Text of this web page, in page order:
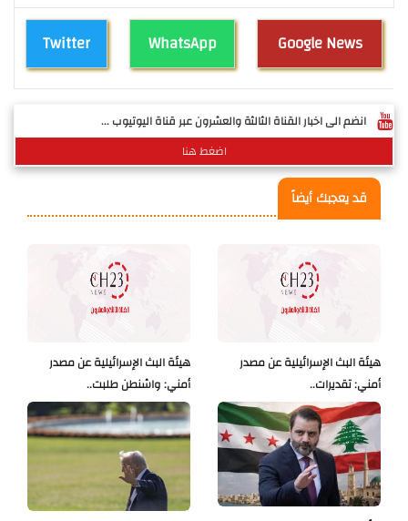
Twitter WhatsApp Google News
انضم الى اخبار القناة الثالثة والعشرون عبر قناة اليوتيوب ...
اضغط هنا
قد يعجبك أيضاً
هيئة البث الإسرائيلية عن مصدر
أمني: واشنطن طلبت..
هيئة البث الإسرائيلية عن مصدر
أمني: تقديرات..